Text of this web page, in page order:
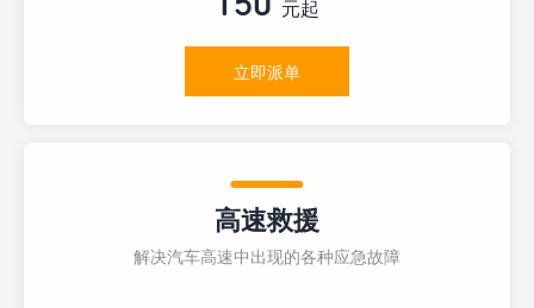
元起
立即派单
高速救援
解决汽车高速中出现的各种应急故障